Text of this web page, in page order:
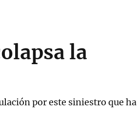
la
por este siniestro que ha